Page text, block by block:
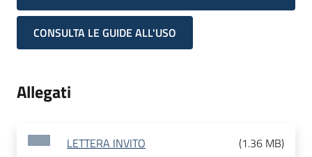
CONSULTA LE GUIDE ALL'USO
Allegati
LETTERA INVITO (1.36 MB)